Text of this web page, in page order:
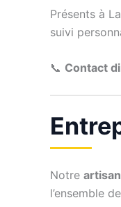
Présents à
suivi
📞 Contact
Notre
l’ensemble